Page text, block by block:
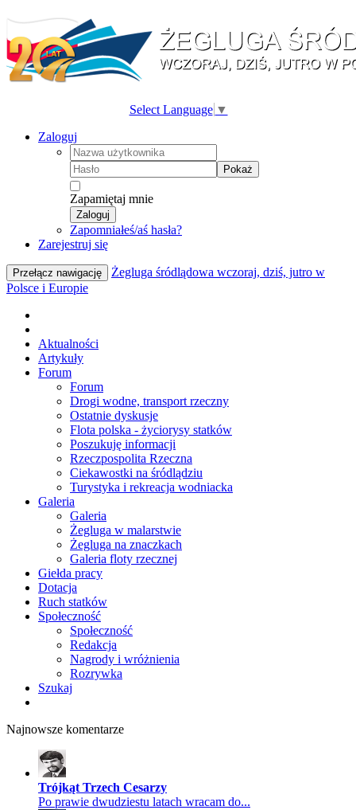
Select Language ▼
Zaloguj
Pokaż
Zapamiętaj mnie
Zaloguj
Zapomniałeś/aś hasła?
Zarejestruj się
Przełącz nawigację
Żegluga śródlądowa wczoraj, dziś, jutro w
Polsce i Europie
Aktualności
Artykuły
Forum
Forum
Drogi wodne, transport rzeczny
Ostatnie dyskusje
Flota polska - życiorysy statków
Poszukuję informacji
Rzeczpospolita Rzeczna
Ciekawostki na śródlądziu
Turystyka i rekreacja wodniacka
Galeria
Galeria
Żegluga w malarstwie
Żegluga na znaczkach
Galeria floty rzecznej
Giełda pracy
Dotacja
Ruch statków
Społeczność
Społeczność
Redakcja
Nagrody i wróżnienia
Rozrywka
Szukaj
Najnowsze komentarze
Trójkąt Trzech Cesarzy
Po prawie dwudziestu latach wracam do...